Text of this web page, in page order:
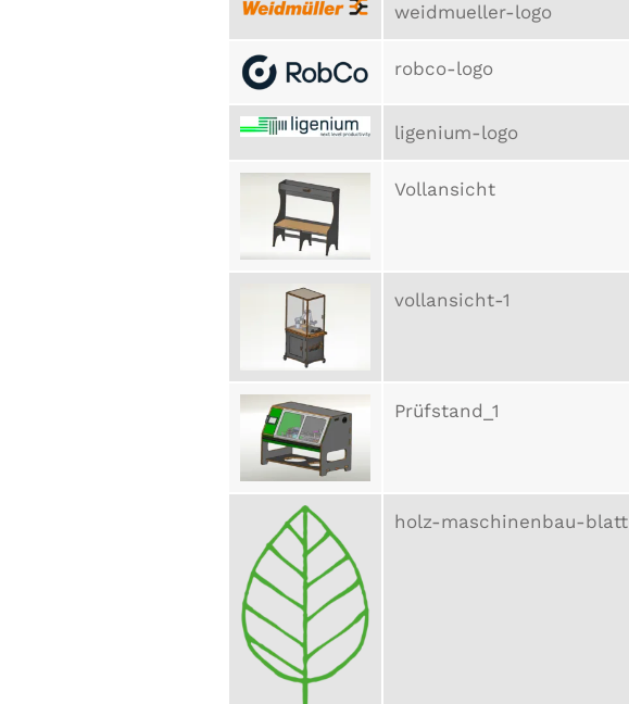
weidmueller-logo
robco-logo
ligenium-logo
Vollansicht
vollansicht-1
Prüfstand_1
holz-maschinenbau-blatt